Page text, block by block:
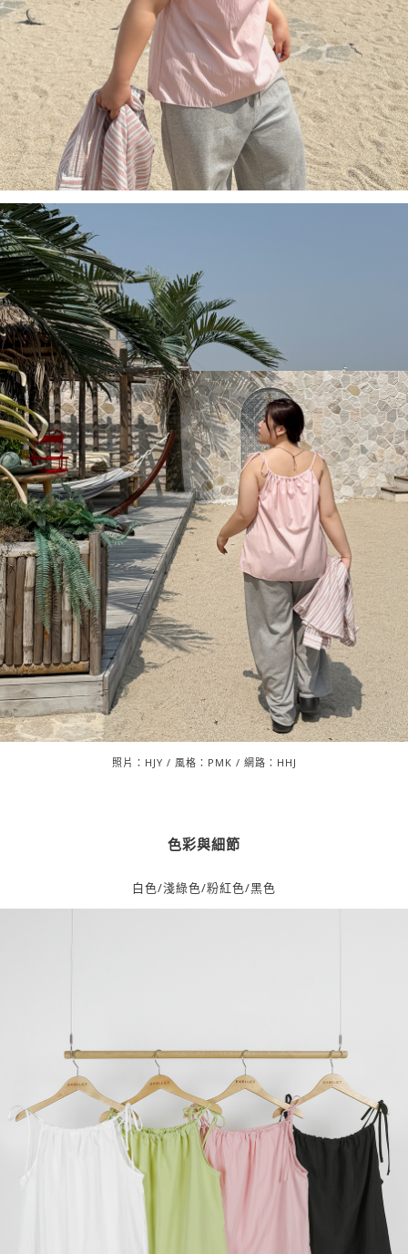
照片：HJY / 風格：PMK / 網路：HHJ
色彩與細節
白色/淺綠色/粉紅色/黑色